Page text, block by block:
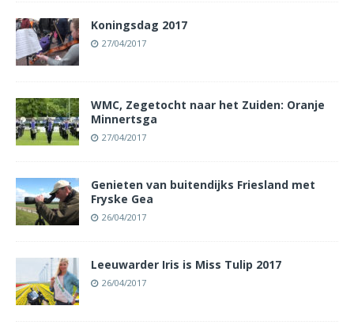
Koningsdag 2017
27/04/2017
WMC, Zegetocht naar het Zuiden: Oranje
Minnertsga
27/04/2017
Genieten van buitendijks Friesland met
Fryske Gea
26/04/2017
Leeuwarder Iris is Miss Tulip 2017
26/04/2017